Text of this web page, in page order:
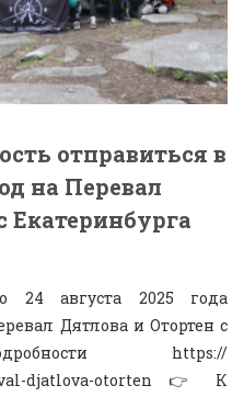
отправиться в
на Перевал
Екатеринбурга
24 августа 2025 года
Дятлова и Отортен с
https://
djatlova-otorten 👉 К